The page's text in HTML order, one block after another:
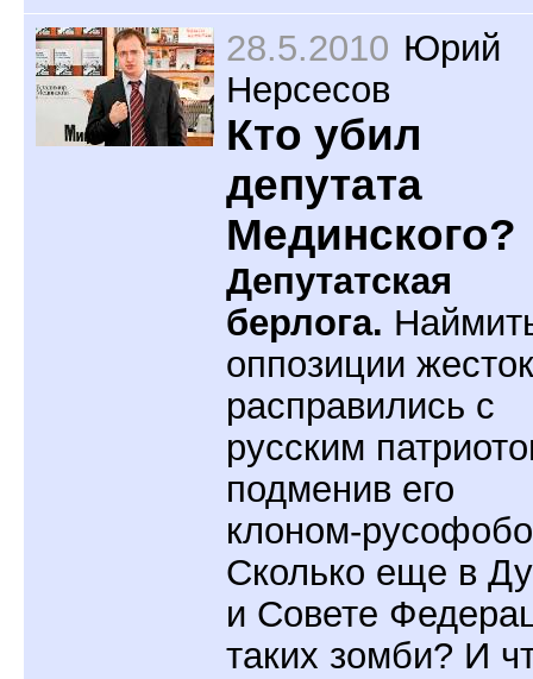
28.5.2010 Юрий
Нерсесов
Кто убил
депутата
Мединского?
Депутатская
берлога.
оппозиции
расправились с
русским
подменив его
клоном-
Сколько еще в
и Совете
таких зомби? И